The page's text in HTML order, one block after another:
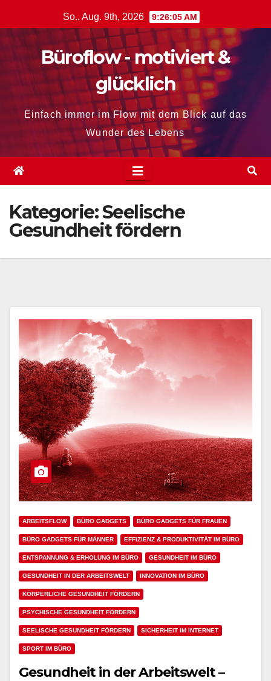
Inhalt
springen
So.. Aug. 9th, 2026 9:26:06 AM
Büroflow - motiviert &
glücklich
Einfach immer im Flow mit dem Blick auf das
Wunder des Lebens
Kategorie:Seelische
Gesundheit fördern
ARBEITSFLOW BÜRO GADGETS BÜRO GADGETS FÜR FRAUEN
BÜRO GADGETS FÜR MÄNNER EFFIZIENZ & PRODUKTIVITÄT IM BÜRO
ENTSPANNUNG & ERHOLUNG IM BÜRO GESUNDHEIT IM BÜRO
GESUNDHEIT IN DER ARBEITSWELT INNOVATION IM BÜRO
KÖRPERLICHE GESUNDHEIT FÖRDERN
PSYCHISCHE GESUNDHEIT FÖRDERN
SEELISCHE GESUNDHEIT FÖRDERN SICHERHEIT IM INTERNET
SPORT IM BÜRO
Gesundheit in der Arbeitswelt –